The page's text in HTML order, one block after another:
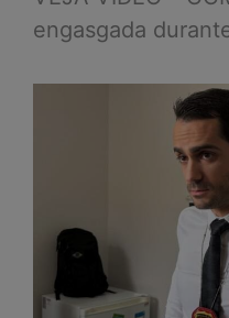
engasgada